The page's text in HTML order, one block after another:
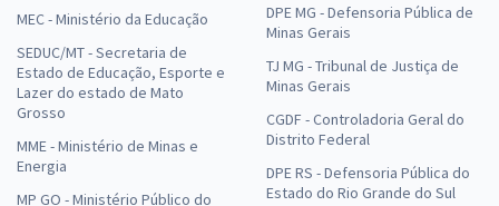
MEC - Ministério da Educação
SEDUC/MT - Secretaria de
Estado de Educação, Esporte e
Lazer do estado de Mato
Grosso
MME - Ministério de Minas e
Energia
MP GO - Ministério Público do
DPE MG - Defensoria Pública de
Minas Gerais
TJ MG - Tribunal de Justiça de
Minas Gerais
CGDF - Controladoria Geral do
Distrito Federal
DPE RS - Defensoria Pública do
Estado do Rio Grande do Sul